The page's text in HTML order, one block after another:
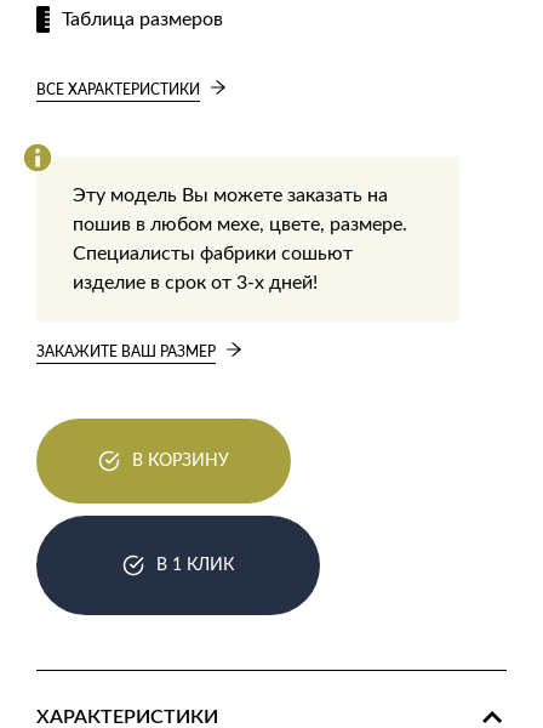
Таблица размеров
ВСЕ ХАРАКТЕРИСТИКИ
Эту модель Вы можете заказать на
пошив в любом мехе, цвете, размере.
Специалисты фабрики сошьют
изделие в срок от 3-х дней!
ЗАКАЖИТЕ ВАШ РАЗМЕР
В КОРЗИНУ
В 1 КЛИК
ХАРАКТЕРИСТИКИ